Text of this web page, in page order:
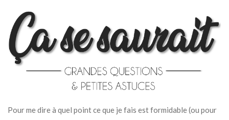
Pour me dire à quel point ce que je fais est formidable (ou pour